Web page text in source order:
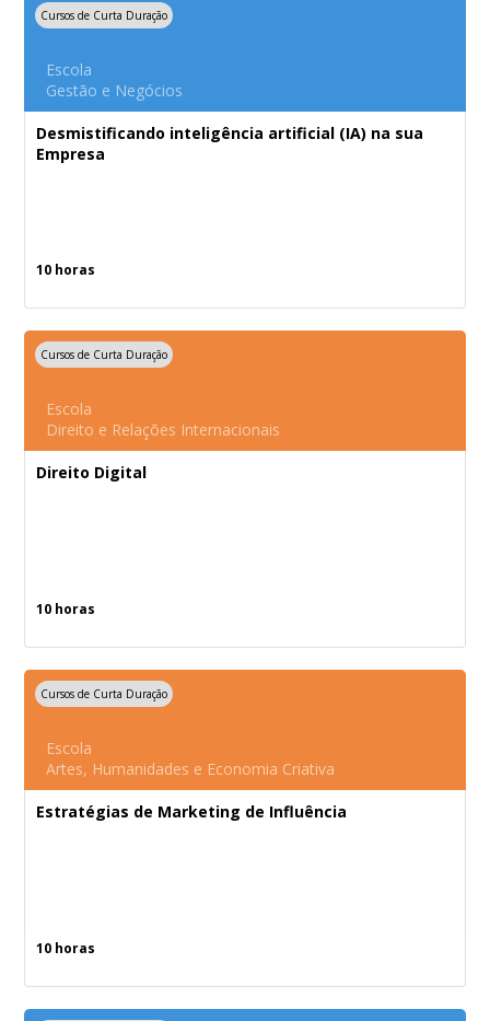
Cursos de Curta Duração
Escola
Gestão e Negócios
Desmistificando inteligência artificial (IA) na sua
Empresa
10 horas
Cursos de Curta Duração
Escola
Direito e Relações Internacionais
Direito Digital
10 horas
Cursos de Curta Duração
Escola
Artes, Humanidades e Economia Criativa
Estratégias de Marketing de Influência
10 horas